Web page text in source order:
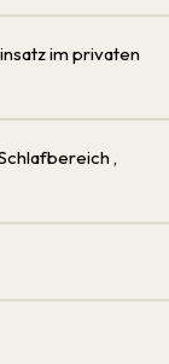
im privaten
,